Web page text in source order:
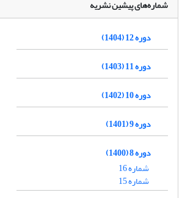
شماره‌های پیشین نشریه
دوره 12 (1404)
دوره 11 (1403)
دوره 10 (1402)
دوره 9 (1401)
دوره 8 (1400)
شماره 16
شماره 15